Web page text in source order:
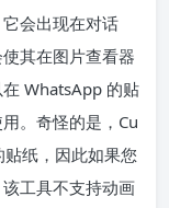
会出现在对话
其在图片查看器
WhatsApp 的贴
。奇怪的是，Cu
纸，因此如果您
工具不支持动画